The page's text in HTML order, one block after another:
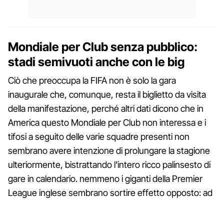
Mondiale per Club senza pubblico:
stadi semivuoti anche con le big
Ciò che preoccupa la FIFA non è solo la gara
inaugurale che, comunque, resta il biglietto da visita
della manifestazione, perché altri dati dicono che in
America questo Mondiale per Club non interessa e i
tifosi a seguito delle varie squadre presenti non
sembrano avere intenzione di prolungare la stagione
ulteriormente, bistrattando l'intero ricco palinsesto di
gare in calendario. nemmeno i giganti della Premier
League inglese sembrano sortire effetto opposto: ad